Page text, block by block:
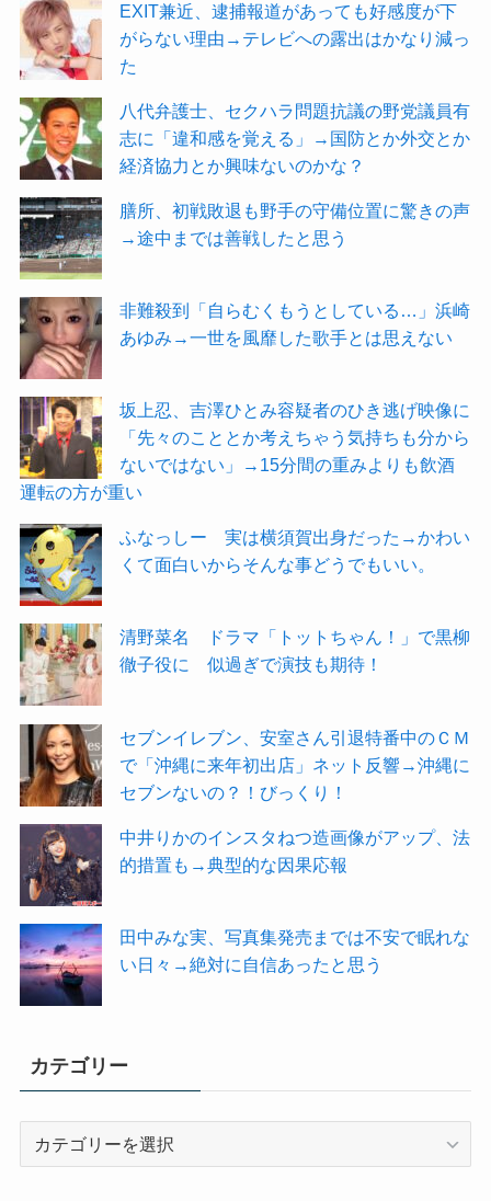
EXIT兼近、逮捕報道があっても好感度が下
がらない理由→テレビへの露出はかなり減っ
た
八代弁護士、セクハラ問題抗議の野党議員有
志に「違和感を覚える」→国防とか外交とか
経済協力とか興味ないのかな？
膳所、初戦敗退も野手の守備位置に驚きの声
→途中までは善戦したと思う
非難殺到「自らむくもうとしている…」浜崎
あゆみ→一世を風靡した歌手とは思えない
坂上忍、吉澤ひとみ容疑者のひき逃げ映像に
「先々のこととか考えちゃう気持ちも分から
ないではない」→15分間の重みよりも飲酒
運転の方が重い
ふなっしー 実は横須賀出身だった→かわい
くて面白いからそんな事どうでもいい。
清野菜名 ドラマ「トットちゃん！」で黒柳
徹子役に 似過ぎで演技も期待！
セブンイレブン、安室さん引退特番中のＣＭ
で「沖縄に来年初出店」ネット反響→沖縄に
セブンないの？！びっくり！
中井りかのインスタねつ造画像がアップ、法
的措置も→典型的な因果応報
田中みな実、写真集発売までは不安で眠れな
い日々→絶対に自信あったと思う
カテゴリー